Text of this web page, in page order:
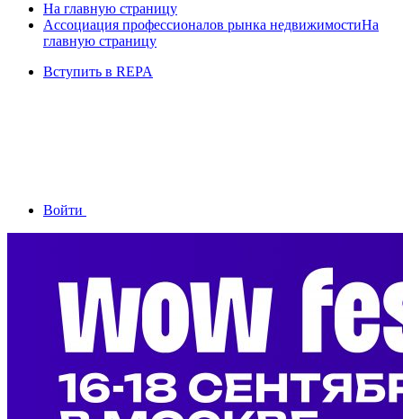
На главную страницу
Ассоциация профессионалов рынка недвижимостиНа
главную страницу
Вступить в REPA
Войти